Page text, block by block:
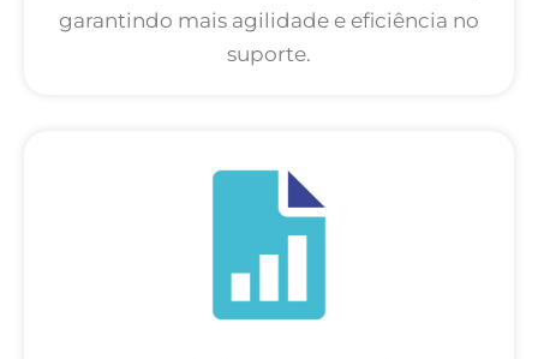
garantindo mais agilidade e eficiência no
suporte.